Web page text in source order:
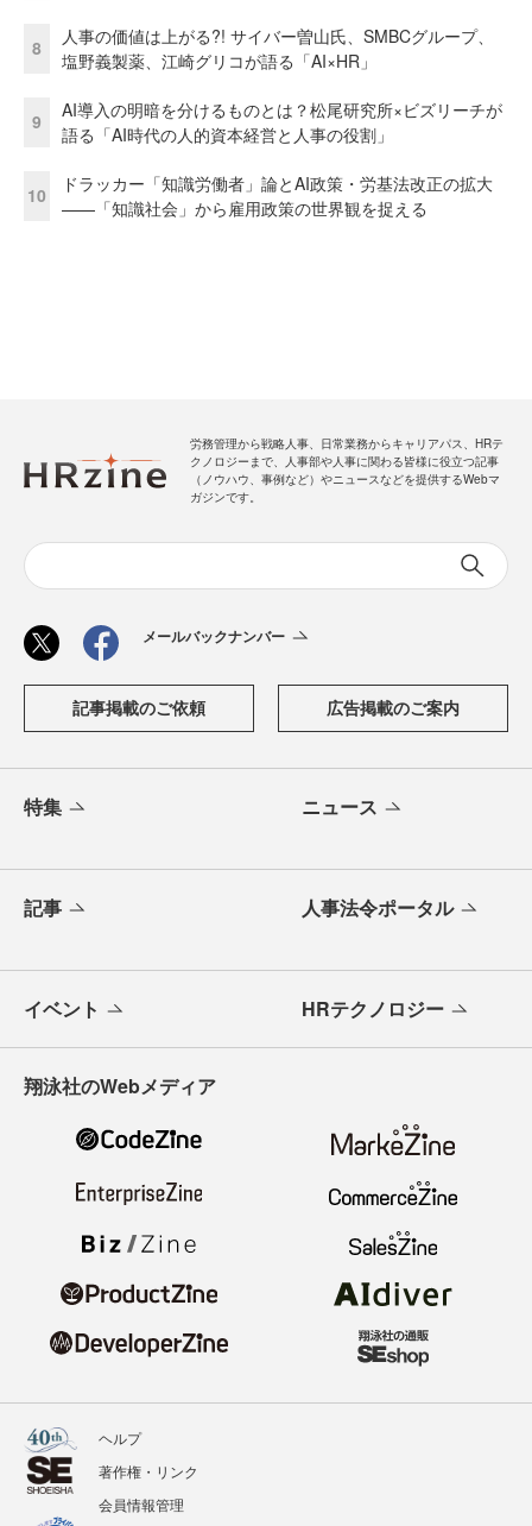
8
人事の価値は上がる?! サイバー曽山氏、SMBCグループ、
塩野義製薬、江崎グリコが語る「AI×HR」
9
AI導入の明暗を分けるものとは？松尾研究所×ビズリーチが
語る「AI時代の人的資本経営と人事の役割」
10
ドラッカー「知識労働者」論とAI政策・労基法改正の拡大
——「知識社会」から雇用政策の世界観を捉える
労務管理から戦略人事、日常業務からキャリアパス、HRテ
クノロジーまで、人事部や人事に関わる皆様に役立つ記事
（ノウハウ、事例など）やニュースなどを提供するWebマ
ガジンです。
メールバックナンバー
記事掲載のご依頼 広告掲載のご案内
特集 ニュース
記事 人事法令ポータル
イベント HRテクノロジー
翔泳社のWebメディア
ヘルプ
著作権・リンク
会員情報管理